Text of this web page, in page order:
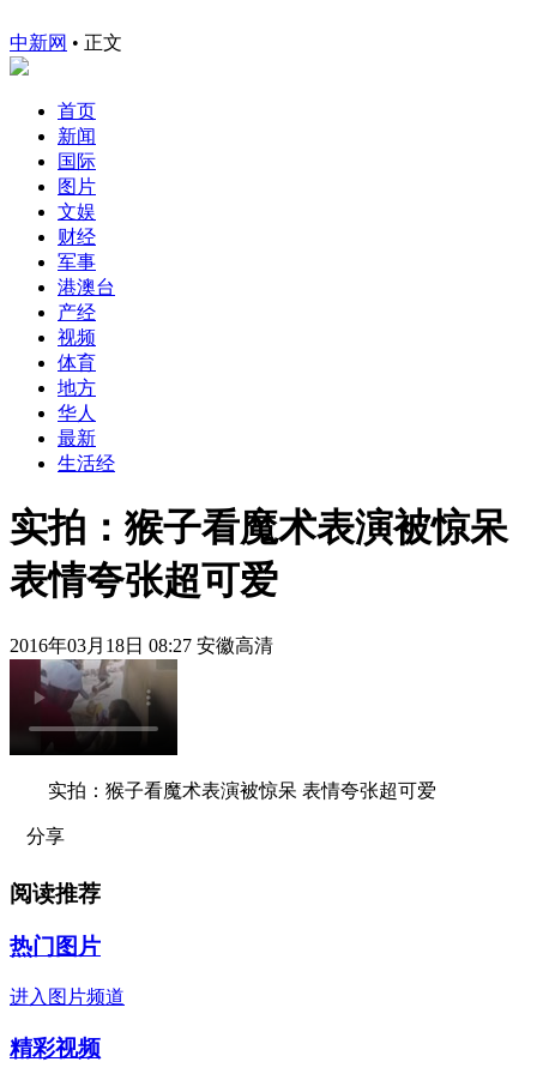
中新网 • 正文
首页
新闻
国际
图片
文娱
财经
军事
港澳台
产经
视频
体育
地方
华人
最新
生活经
实拍：猴子看魔术表演被惊呆
表情夸张超可爱
2016年03月18日 08:27 安徽高清
实拍：猴子看魔术表演被惊呆 表情夸张超可爱
分享
阅读推荐
热门图片
进入图片频道
精彩视频